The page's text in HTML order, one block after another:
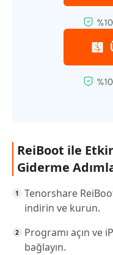
ReiBoot ile
Giderme
Tenorshare ReiBoot
indirin ve kurun.
Programı açın ve
bağlayın.